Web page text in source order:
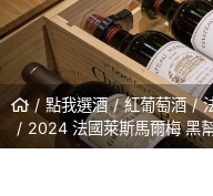
點我選酒 紅葡萄酒
2024 法國萊斯馬爾梅 黑